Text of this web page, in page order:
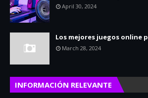
April 30, 2024
Los mejores juegos online
March 28, 2024
INFORMACIÓN RELEVANTE